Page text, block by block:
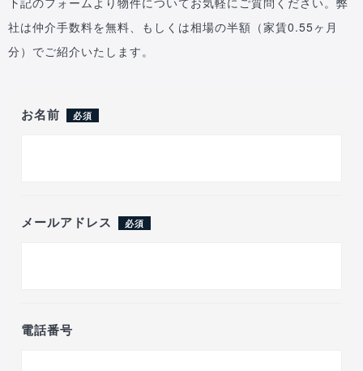
社は仲介手数料を無料、もしくは相場の半額（家賃0.55ヶ月
分）でご紹介いたします。
お名前 必須
メールアドレス 必須
電話番号